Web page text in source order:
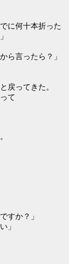
に何十本折った
ら言ったら？」
ってきた。
て
すか？」
」